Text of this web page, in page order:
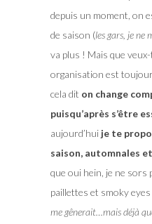
depuis un moment, on
de saison (les gars, je ne
va plus ! Mais que
organisation est
cela dit on change
puisqu’après s’être
aujourd’hui je te
saison, automnales
que oui hein, je ne sors
paillettes et smoky
me gênerait…mais déjà